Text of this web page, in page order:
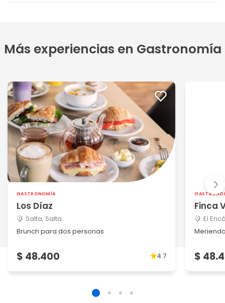
Más experiencias en Gastronomía
GASTRONOMÍA
Los Díaz
Salta, Salta
Brunch para dos personas
$ 48.400 4.7
Finca
El
$